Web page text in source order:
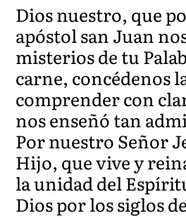
Dios nuestro, que
apóstol san Juan
misterios de tu
carne, concédenos
comprender con
nos enseñó tan
Por nuestro Señor
Hijo, que vive y
la unidad del
Dios por los siglos